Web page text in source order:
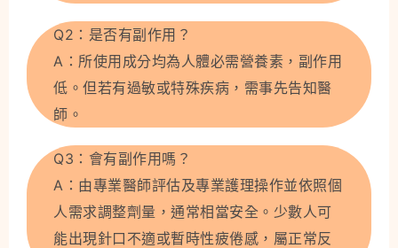
Q2：是否有副作用？
A：所使用成分均為人體必需營養素，副作用
低。但若有過敏或特殊疾病，需事先告知醫
師。
Q3：會有副作用嗎？
A：由專業醫師評估及專業護理操作並依照個
人需求調整劑量，通常相當安全。少數人可
能出現針口不適或暫時性疲倦感，屬正常反